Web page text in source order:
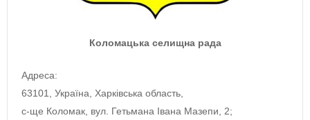
Коломацька селищна рада
Адреса:
63101, Україна, Харківська область,
с-ще Коломак, вул. Гетьмана Івана Мазепи, 2;